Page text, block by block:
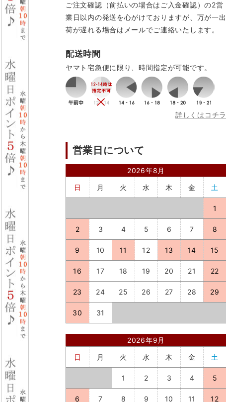
ご注文確認（前払いの場合はご入金確認）の2営
業日以内の発送を心がけておりますが、万が一出
荷が遅れる場合はメールでご連絡いたします。
配送時間
ヤマト宅急便に限り、時間指定が可能です。
詳しくはコチラ
営業日について
2026年8月
日
月 火 水 木 金 土
1
2 3 4 5 6 7 8
9 10 11 12 13 14 15
16 17 18 19 20 21 22
23 24 25 26 27 28 29
30 31
2026年9月
日
月 火 水 木 金 土
1 2 3 4 5
6 7 8 9 10 11 12